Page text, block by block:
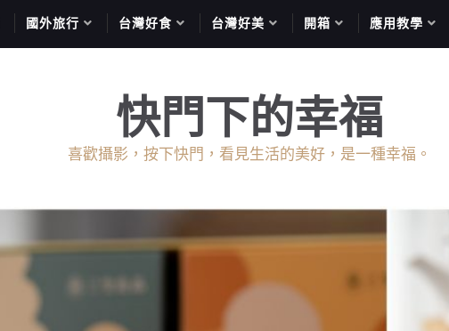
國外旅行 台灣好食 台灣好美 開箱 應用教學
快門下的幸福
喜歡攝影，按下快門，看見生活的美好，是一種幸福。